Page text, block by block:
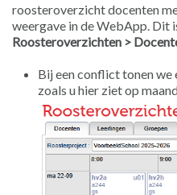
roosteroverzicht docenten
weergave in de WebApp. Dit
Roosteroverzichten >
Bij een conflict tonen we
zoals u hier ziet op